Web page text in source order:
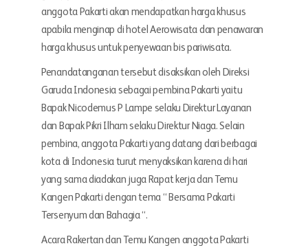
anggota Pakarti akan mendapatkan harga khusus
apabila menginap di hotel Aerowisata dan penawaran
harga khusus untuk penyewaan bis pariwisata.
Penandatanganan tersebut disaksikan oleh Direksi
Garuda Indonesia sebagai pembina Pakarti yaitu
Bapak Nicodemus P Lampe selaku Direktur Layanan
dan Bapak Pikri Ilham selaku Direktur Niaga. Selain
pembina, anggota Pakarti yang datang dari berbagai
kota di Indonesia turut menyaksikan karena di hari
yang sama diadakan juga Rapat kerja dan Temu
Kangen Pakarti dengan tema “ Bersama Pakarti
Tersenyum dan Bahagia “.
Acara Rakertan dan Temu Kangen anggota Pakarti